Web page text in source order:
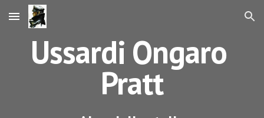
Skip to main content Skip to navigation
Ussardi Ongaro
Pratt